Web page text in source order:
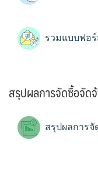
รวมแบบฟอ
สรุปผลการจัดซื้อจัด
สรุปผลการจั